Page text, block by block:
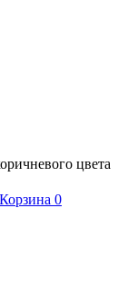
цвета
Корзина 0